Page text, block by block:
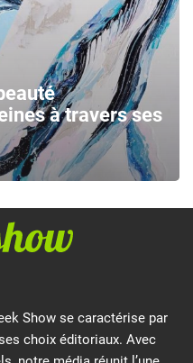
à travers ses
Show se caractérise par
choix éditoriaux. Avec